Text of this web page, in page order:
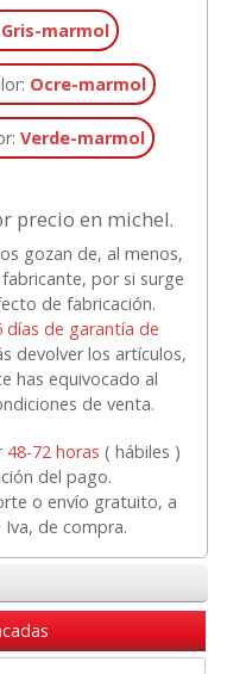
Gris-marmol
Ocre-marmol
Verde-marmol
precio en michel.
gozan de, al menos,
por si surge
de fabricación.
días de garantía de
devolver los artículos,
has equivocado al
de venta.
48-72 horas ( hábiles )
del pago.
o envío gratuito, a
Iva, de compra.